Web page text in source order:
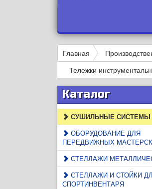
Главная
Тележки
Каталог
СУШИЛЬНЫЕ СИСТЕМЫ
ОБОРУДОВАНИЕ ДЛЯ
ПЕРЕДВИЖНЫХ
СТЕЛЛАЖИ
СТЕЛЛАЖИ И СТОЙКИ
СПОРТИНВЕНТАРЯ